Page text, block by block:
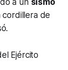
a un sismo
cordillera de
Ejército